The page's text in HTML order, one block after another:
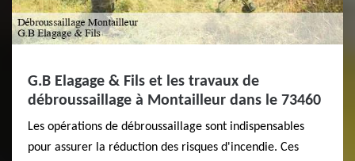
G.B Elagage & Fils et les travaux de
débroussaillage à Montailleur dans le 73460
Les opérations de débroussaillage sont indispensables
pour assurer la réduction des risques d'incendie. Ces